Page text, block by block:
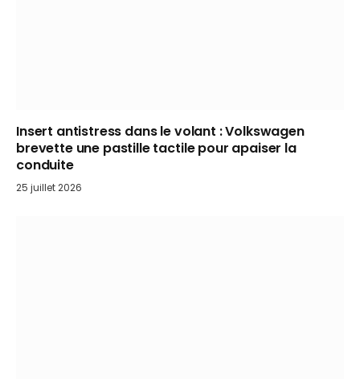
Insert antistress dans le volant : Volkswagen
brevette une pastille tactile pour apaiser la
conduite
25 juillet 2026